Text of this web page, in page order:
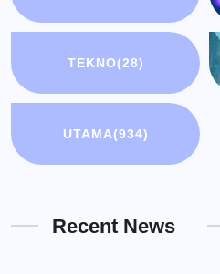
TEKNO(28)
UTAMA(934)
Recent News